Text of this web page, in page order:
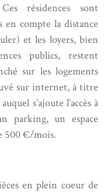
résidences sont
en compte la distance
et les loyers, bien
publics, restent
sur les logements
sur internet, à titre
s’ajoute l’accès à
parking, un espace
500 €/mois.
en plein coeur de